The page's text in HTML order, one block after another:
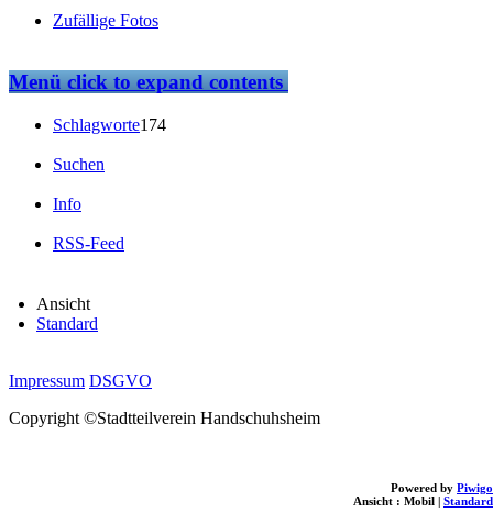
Powered by Piwigo
Ansicht : Mobil | Standard
Zufällige Fotos
Menüclick to expand contents
Schlagworte174
Suchen
Info
RSS-Feed
Ansicht
Standard
Impressum DSGVO
Copyright ©Stadtteilverein Handschuhsheim